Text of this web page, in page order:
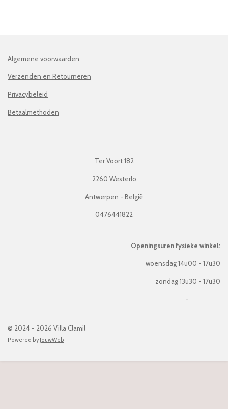
Algemene voorwaarden
Verzenden en Retourneren
Privacybeleid
Betaalmethoden
Ter Voort 182
2260 Westerlo
Antwerpen - België
0476441822
Openingsuren fysieke winkel:
woensdag 14u00 - 17u30
zondag 13u30 - 17u30
-
© 2024 - 2026 Villa Clamil
Powered byJouwWeb